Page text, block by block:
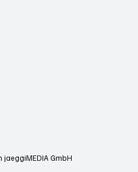
jaeggiMEDIA GmbH